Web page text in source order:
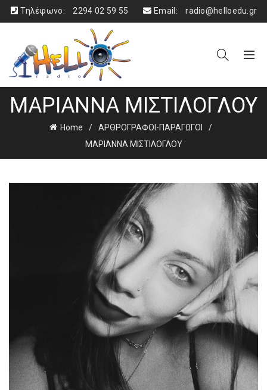
Τηλέφωνο: 2294 02 59 55 Email: radio@helloedu.gr
ΜΑΡΙΑΝΝΑ ΜΙΣΤΙΛΟΓΛΟΥ
Home
ΑΡΘΡΟΓΡΑΦΟΙ-ΠΑΡΑΓΩΓΟΙ
ΜΑΡΙΑΝΝΑ ΜΙΣΤΙΛΟΓΛΟΥ